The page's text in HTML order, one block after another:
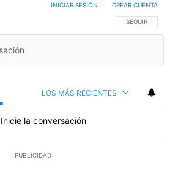
SIGA ESTA
SEGUIR
INICIAR SESIÓN CREAR CUENTA
LOS MÁS RECIENTES
Inicie la conversación
PUBLICIDAD